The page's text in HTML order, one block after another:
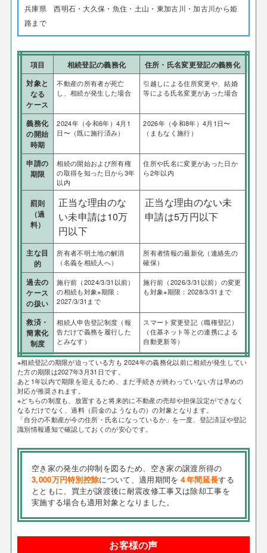
兵庫県 西明石・大久保・魚住・土山・東加古川・加古川から姫
路まで
項目 相続登記の義務化
住所・氏名変更登記の義務化
対象と
なる
ケース
不動産の所有者が死亡
し、相続が発生した場合
引越しによる住所変更や、結婚
等による氏名変更があった場合
義務化
の開始
時期
2024年（令和6年）4月1
日〜（既に施行済み）
2026年（令和8年）4月1日〜
（まもなく施行）
申請の
期限
相続の開始および所有権
の取得を知った日から3年
以内
住所や氏名に変更があった日か
ら2年以内
罰則
（過
料）
正当な理由のな
い未申請は10万
円以下
正当な理由のない未
申請は5万円以下
主な目
的
所有者不明土地の解消
（名義を相続人へ）
所有者情報の最新化（連絡先の
確保）
過去の
ケース
の扱い
施行前（2024/3/31以前）
の相続も対象※期限：
2027/3/31まで
施行前（2026/3/31以前）の変更
も対象※期限：2028/3/31まで
救済・
簡素化
制度
相続人申告登記制度（報
告だけで義務を履行した
とみなす）
スマート変更登記（職権登記）
（住基ネット等との連携による
自動更新等）
※相続登記の期限が迫っている方も 2024年の義務化以前に相続が発生してい
た方の期限は2027年3月31日です。
あと1年以内で期限を迎えるため、まだ手続きが終わっていない方は早めの
対応が推奨されます。
※どちらの制度も、放置すると将来的に不動産の売却や担保設定ができなく
なるだけでなく、過料（罰金のようなもの）の対象となります。
「自分の不動産が今の住所・氏名になっているか」を一度、登記済証や登記
識別情報通知で確認しておくのが安心です。
空き家の発生の抑制を図るため、空き家の譲渡所得の
3,000万円特別控除について、適用期間を ４年間延長する
とともに、買主が譲渡後に耐震改修工事又は除却工事を
実施する場合も適用対象となりました。
お客様の声